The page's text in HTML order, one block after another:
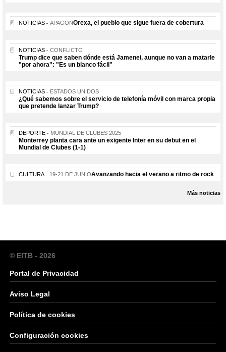
NOTICIAS APAGÓNOrexa, el pueblo que sigue fuera de cobertura
NOTICIAS CONFLICTO
Trump dice que saben dónde está Jamenei, aunque no van a matarle
"por ahora": "Es un blanco fácil"
NOTICIAS ESTADOS UNIDOS
¿Qué sabemos sobre el servicio de telefonía móvil con marca propia
que pretende lanzar Trump?
DEPORTE MUNDIAL DE CLUBES 2025
Monterrey planta cara ante un exigente Inter en su debut en el
Mundial de Clubes (1-1)
CULTURA 19-21 DE JUNIOAvanzando hacia el verano a ritmo de rock
Más noticias
© EITB - 2026
Portal de Privacidad
Aviso Legal
Política de cookies
Configuración cookies